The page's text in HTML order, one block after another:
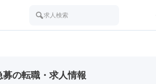
求人検索
の転職・求人情報